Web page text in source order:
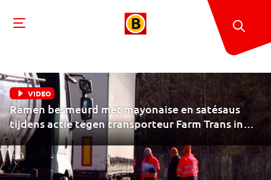
VIDEO
Ramen besmeurd met mayonaise en satésaus
tijdens actie tegen transporteur Farm Trans in
Zevenbergen